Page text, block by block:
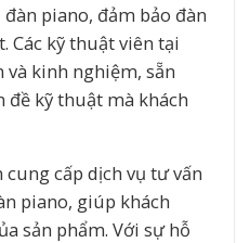
piano, đảm bảo đàn
Các kỹ thuật viên tại
và kinh nghiệm, sẵn
đề kỹ thuật mà khách
cấp dịch vụ tư vấn
piano, giúp khách
sản phẩm. Với sự hỗ